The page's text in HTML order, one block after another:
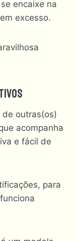
encaixe na
excesso.
outras(os)
acompanha
e fácil de
para